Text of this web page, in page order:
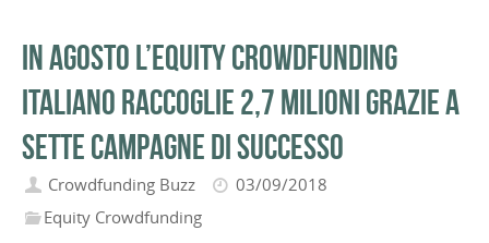
In Agosto l’equity crowdfunding
italiano raccoglie 2,7 milioni grazie a
sette campagne di successo
Crowdfunding Buzz
03/09/2018
Equity Crowdfunding